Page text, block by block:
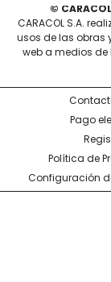
©
CARACOL S.A.
usos de las obras
web a medios
Pago
Política de
Configuración